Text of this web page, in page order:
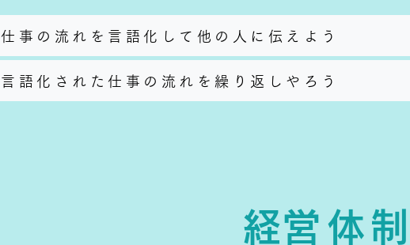
仕事の流れを言語化して他の人に伝えよう
言語化された仕事の流れを繰り返しやろう
​経営体制